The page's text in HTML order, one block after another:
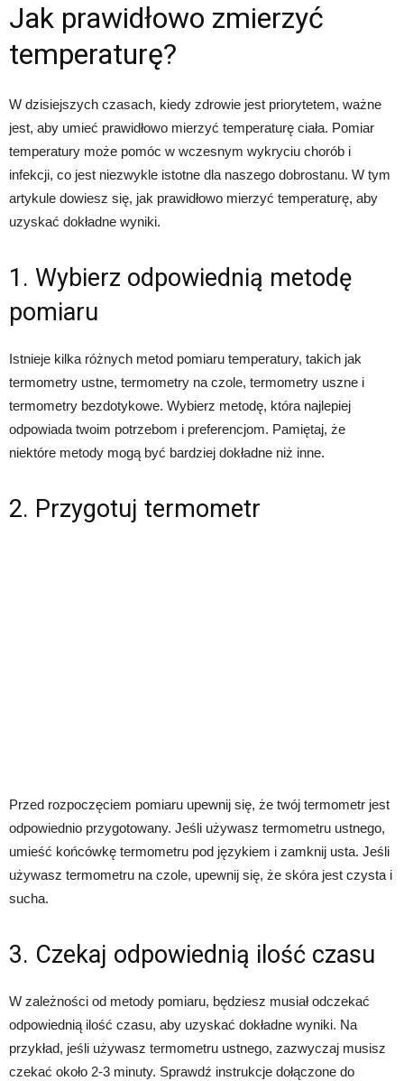
Jak prawidłowo zmierzyć
temperaturę?
W dzisiejszych czasach, kiedy zdrowie jest priorytetem, ważne
jest, aby umieć prawidłowo mierzyć temperaturę ciała. Pomiar
temperatury może pomóc w wczesnym wykryciu chorób i
infekcji, co jest niezwykle istotne dla naszego dobrostanu. W tym
artykule dowiesz się, jak prawidłowo mierzyć temperaturę, aby
uzyskać dokładne wyniki.
1. Wybierz odpowiednią metodę
pomiaru
Istnieje kilka różnych metod pomiaru temperatury, takich jak
termometry ustne, termometry na czole, termometry uszne i
termometry bezdotykowe. Wybierz metodę, która najlepiej
odpowiada twoim potrzebom i preferencjom. Pamiętaj, że
niektóre metody mogą być bardziej dokładne niż inne.
2. Przygotuj termometr
Przed rozpoczęciem pomiaru upewnij się, że twój termometr jest
odpowiednio przygotowany. Jeśli używasz termometru ustnego,
umieść końcówkę termometru pod językiem i zamknij usta. Jeśli
używasz termometru na czole, upewnij się, że skóra jest czysta i
sucha.
3. Czekaj odpowiednią ilość czasu
W zależności od metody pomiaru, będziesz musiał odczekać
odpowiednią ilość czasu, aby uzyskać dokładne wyniki. Na
przykład, jeśli używasz termometru ustnego, zazwyczaj musisz
czekać około 2-3 minuty. Sprawdź instrukcje dołączone do